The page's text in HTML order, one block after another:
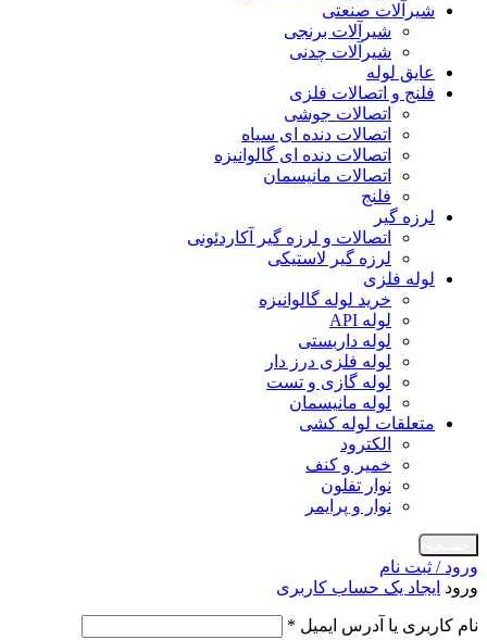
شیرآلات صنعتی
شیرآلات برنجی
شیرآلات چدنی
عایق لوله
فلنج و اتصالات فلزی
اتصالات جوشی
اتصالات دنده ای سیاه
اتصالات دنده ای گالوانیزه
اتصالات مانیسمان
فلنج
لرزه گیر
اتصالات و لرزه گیر آکاردئونی
لرزه گیر لاستیکی
لوله فلزی
خرید لوله گالوانیزه
لوله API
لوله داربستی
لوله فلزی درز دار
لوله گازی و تست
لوله مانیسمان
متعلقات لوله کشی
الکترود
خمیر و کنف
نوار تفلون
نوار و پرایمر
ورود / ثبت نام
ورود ایجاد یک حساب کاربری
نام کاربری یا آدرس ایمیل *